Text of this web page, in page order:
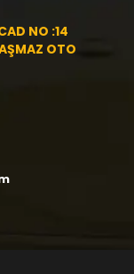
NO :14
OTO